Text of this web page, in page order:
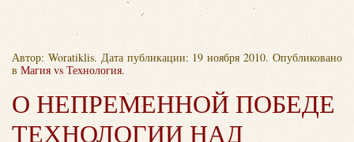
Автор: Woratiklis. Дата публикации: 19 ноября 2010. Опубликовано
в Магия vs Технология.
О НЕПРЕМЕННОЙ ПОБЕДЕ
ТЕХНОЛОГИИ НАД